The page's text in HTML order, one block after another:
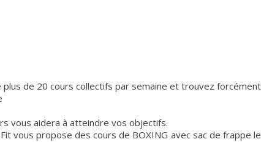
de 20 cours collectifs par semaine et trouvez
vous aidera à atteindre vos objectifs.
vous propose des cours de BOXING avec sac de frappe